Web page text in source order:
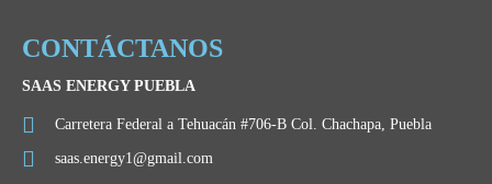
CONTÁCTANOS
SAAS ENERGY PUEBLA
Carretera Federal a Tehuacán #706-B Col. Chachapa, Puebla
saas.energy1@gmail.com